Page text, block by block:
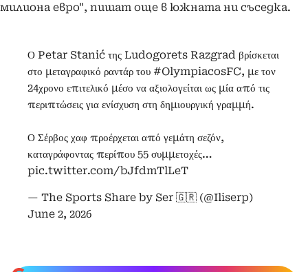
милиона евро", пишат още в южната ни съседка.
Ο Petar Stanić της Ludogorets Razgrad βρίσκεται
στο μεταγραφικό ραντάρ του #OlympiacosFC, με τον
24χρονο επιτελικό μέσο να αξιολογείται ως μία από τις
περιπτώσεις για ενίσχυση στη δημιουργική γραμμή.
Ο Σέρβος χαφ προέρχεται από γεμάτη σεζόν,
καταγράφοντας περίπου 55 συμμετοχές…
pic.twitter.com/bJfdmTlLeT
— The Sports Share by Ser 🇬🇷 (@Iliserp)
June 2, 2026